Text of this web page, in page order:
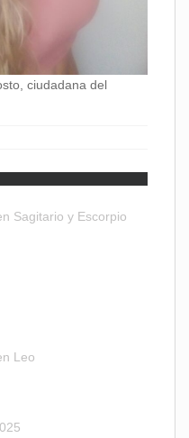
ciudadana del
Sagitario y Escorpio
Leo